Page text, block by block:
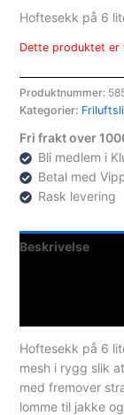
Hoftesekk på 6
Dette produktet
Produktnummer:
Kategorier:
Fri frakt over
Bli medlem i
Betal med
Rask levering
Beskrivelse
Hoftesekk på 6
mesh i rygg slik
med fremover
lomme til jakke